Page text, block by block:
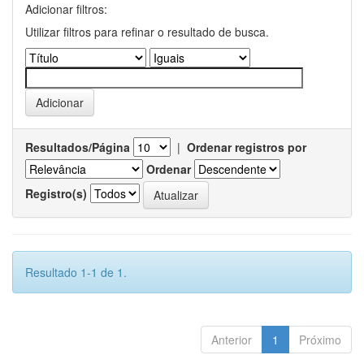
Adicionar filtros:
Utilizar filtros para refinar o resultado de busca.
Resultados/Página | Ordenar registros por
Ordenar
Registro(s)
Resultado 1-1 de 1.
Anterior 1 Próximo